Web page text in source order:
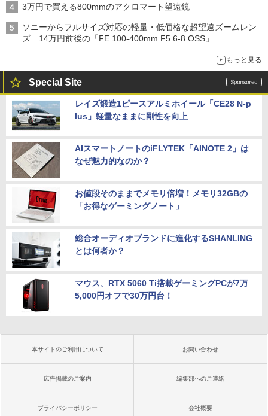
3万円で買える800mmのアクロマート望遠鏡
ソニーからフルサイズ対応の軽量・低価格な超望遠ズームレン
ズ 14万円前後の「FE 100-400mm F5.6-8 OSS」
もっと見る
Special Site
レイズ鍛造1ピースアルミホイール「CE28 N-p
lus」軽量なままに剛性を向上
AIスマートノートのiFLYTEK「AINOTE 2」は
なぜ魅力的なのか？
お値段そのままでメモリ倍増！メモリ32GBの
「お得なゲーミングノート」
総合オーディオブランドに進化するSHANLING
とは何者か？
マウス、RTX 5060 Ti搭載ゲーミングPCが7万
5,000円オフで30万円台！
本サイトのご利用について お問い合わせ
広告掲載のご案内 編集部へのご連絡
プライバシーポリシー 会社概要